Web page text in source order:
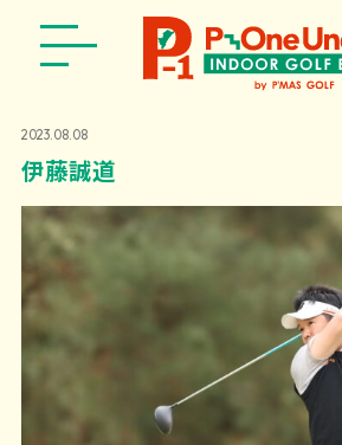
2023.08.08
伊藤誠道